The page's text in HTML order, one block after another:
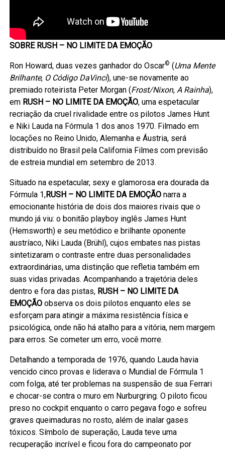
SOBRE RUSH – NO LIMITE DA EMOÇÃO
Ron Howard, duas vezes ganhador do Oscar© (Uma Mente
Brilhante, O Código DaVinci), une-se novamente ao
premiado roteirista Peter Morgan (Frost/Nixon,A Rainha),
em RUSH – NO LIMITE DA EMOÇÃO, uma espetacular
recriação da cruel rivalidade entre os pilotos James Hunt
e Niki Lauda na Fórmula 1 dos anos 1970. Filmado em
locações no Reino Unido, Alemanha e Áustria, será
distribuído no Brasil pela California Filmes com previsão
de estreia mundial em setembro de 2013.
Situado na espetacular, sexy e glamorosa era dourada da
Fórmula 1,RUSH – NO LIMITE DA EMOÇÃO narra a
emocionante história de dois dos maiores rivais que o
mundo já viu: o bonitão playboy inglês James Hunt
(Hemsworth) e seu metódico e brilhante oponente
austríaco, Niki Lauda (Brühl), cujos embates nas pistas
sintetizaram o contraste entre duas personalidades
extraordinárias, uma distinção que refletia também em
suas vidas privadas. Acompanhando a trajetória deles
dentro e fora das pistas, RUSH – NO LIMITE DA
EMOÇÃO observa os dois pilotos enquanto eles se
esforçam para atingir a máxima resistência física e
psicológica, onde não há atalho para a vitória, nem margem
para erros. Se cometer um erro, você morre.
Detalhando a temporada de 1976, quando Lauda havia
vencido cinco provas e liderava o Mundial de Fórmula 1
com folga, até ter problemas na suspensão de sua Ferrari
e chocar-se contra o muro em Nurburgring. O piloto ficou
preso no cockpit enquanto o carro pegava fogo e sofreu
graves queimaduras no rosto, além de inalar gases
tóxicos. Símbolo de superação, Lauda teve uma
recuperação incrível e ficou fora do campeonato por